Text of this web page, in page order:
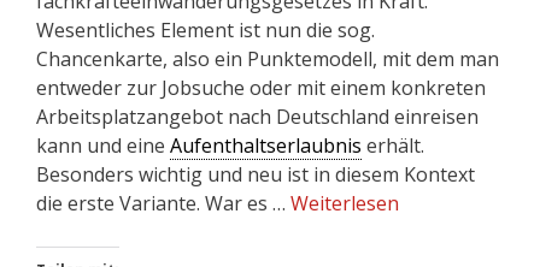
Wesentliches Element ist nun die sog.
Chancenkarte, also ein Punktemodell, mit dem man
entweder zur Jobsuche oder mit einem konkreten
Arbeitsplatzangebot nach Deutschland einreisen
kann und eine Aufenthaltserlaubnis erhält.
Besonders wichtig und neu ist in diesem Kontext
die erste Variante. War es … Weiterlesen